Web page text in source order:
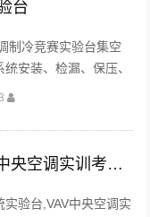
台
制冷竞赛实验台集空
安装、检漏、保压、
电控系统接线和系统
变风量中央空调系统实验台,VAV中央空调实训考核装置
验台,VAV中央空调实